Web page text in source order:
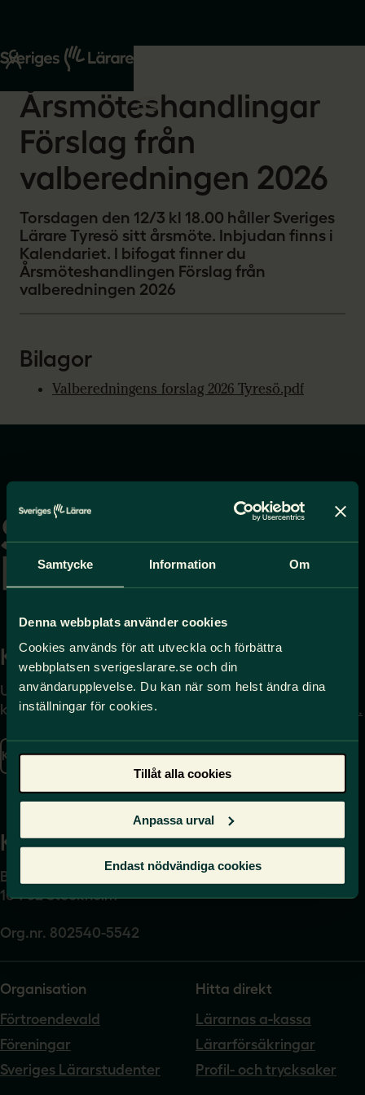
Samtycke Information Om
Denna webbplats använder cookies
Cookies används för att utveckla och förbättra
webbplatsen sverigeslarare.se och din
användarupplevelse. Du kan när som helst ändra dina
inställningar för cookies.
Tillåt alla cookies
Anpassa urval
Endast nödvändiga cookies
Start
Om oss
2026-02-19
Årsmöteshandlingar
Förslag från
valberedningen 2026
Torsdagen den 12/3 kl 18.00 håller Sveriges
Lärare Tyresö sitt årsmöte. Inbjudan finns i
Kalendariet. I bifogat finner du
Årsmöteshandlingen Förslag från
valberedningen 2026
Bilagor
Valberedningens forslag 2026 Tyresö.pdf
Gå
startsidan
Kontakta
Uppgifter om hur du
kontaktar oss finns här.
Kontakta oss
Press
Journalist – du når oss
press@sverigeslarare.
Presskontakt
Kansli
Box 17061
104 62 Stockholm
Org.nr. 802540-5542
Organisation
Förtroendevald
Föreningar
Sveriges Lärarstudenter
Hitta direkt
Lärarnas a-kassa
Lärarförsäkringar
Profil- och trycksaker